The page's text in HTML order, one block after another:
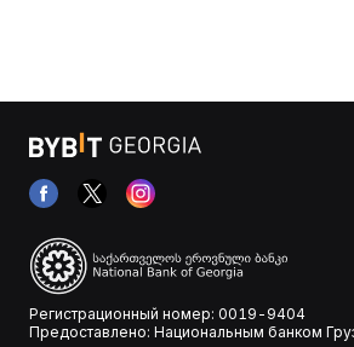
Регистрационный номер: 0019-9404
Предоставлено: Национальным банком